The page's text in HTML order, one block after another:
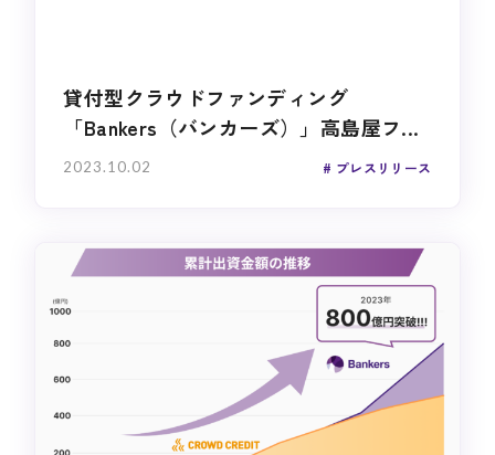
貸付型クラウドファンディング
「Bankers（バンカーズ）」高島屋フ...
2023.10.02 プレスリリース